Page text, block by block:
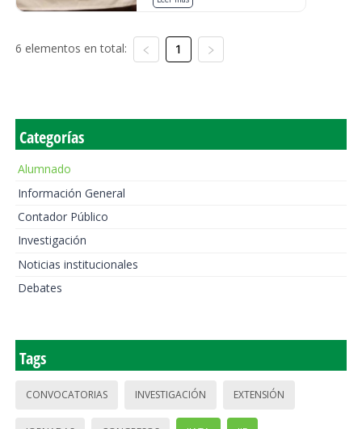
6 elementos en total: 1
Categorías
Alumnado
Información General
Contador Público
Investigación
Noticias institucionales
Debates
Tags
CONVOCATORIAS INVESTIGACIÓN EXTENSIÓN